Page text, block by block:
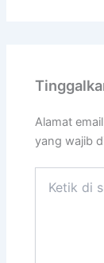
Alamat
yang wajib